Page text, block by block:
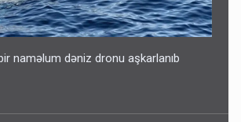
silahı: Süni intellekt - Bunları etməzdən
naməlum dəniz dronu aşkarlanıb